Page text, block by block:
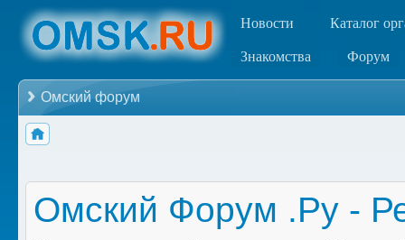
Новости Каталог
Знакомства Форум
Омский форум
Омский Форум .Ру -